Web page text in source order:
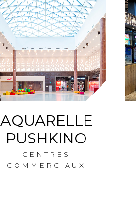
AQUARELLE
PUSHKINO
CENTRES
COMMERCIAUX